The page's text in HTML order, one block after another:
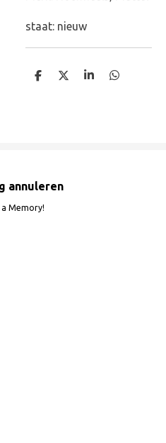
staat: nieuw
D
D
S
D
annuleren
a Memory!